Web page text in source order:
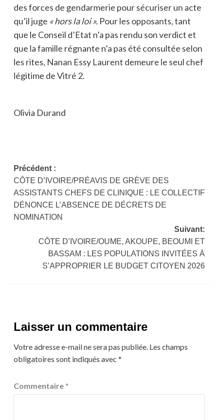
des forces de gendarmerie pour sécuriser un acte
qu’il juge « hors la loi ».Pour les opposants, tant
que le Conseil d’Etat n’a pas rendu son verdict et
que la famille régnante n’a pas été consultée selon
les rites, Nanan Essy Laurent demeure le seul chef
légitime de Vitré 2.
Olivia Durand
Navigation
d’article
Précédent :
CÔTE D’IVOIRE/PRÉAVIS DE GRÈVE DES
ASSISTANTS CHEFS DE CLINIQUE : LE COLLECTIF
DÉNONCE L’ABSENCE DE DÉCRETS DE
NOMINATION
Suivant:
CÔTE D’IVOIRE/OUME, AKOUPE, BEOUMI ET
BASSAM : LES POPULATIONS INVITÉES À
S’APPROPRIER LE BUDGET CITOYEN 2026
Laisser un commentaire
Votre adresse e-mail ne sera pas publiée. Les champs
obligatoires sont indiqués avec *
Commentaire *